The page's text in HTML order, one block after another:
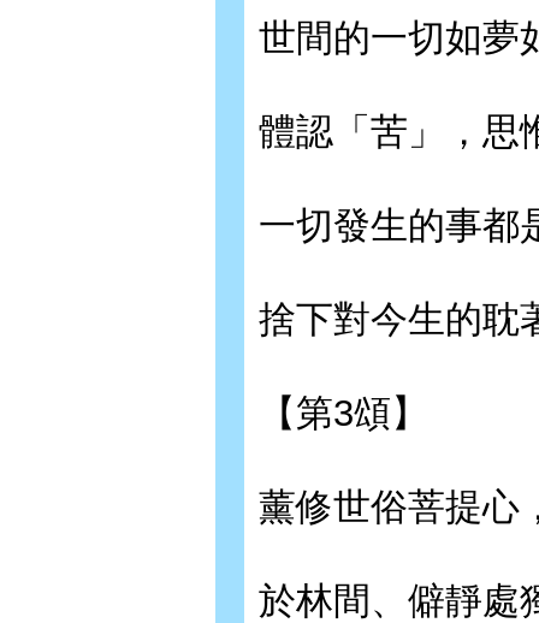
世間的一切如夢
體認「苦」，思
一切發生的事都
捨下對今生的耽
【第3頌】
薰修世俗菩提心
於林間、僻靜處